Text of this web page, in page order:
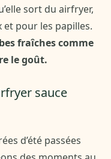
sort du airfryer,
et pour les papilles.
fraîches comme
le goût.
sauce
d’été passées